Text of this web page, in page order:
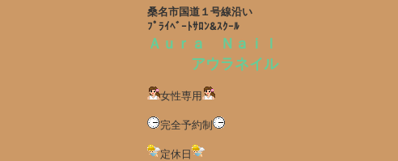
桑名市国道１号線沿い
ﾌﾟﾗｲﾍﾞｰﾄｻﾛﾝ&ｽｸｰﾙ
Ａｕｒａ Ｎａｉｌ
アウラネイル
女性専用
完全予約制
定休日